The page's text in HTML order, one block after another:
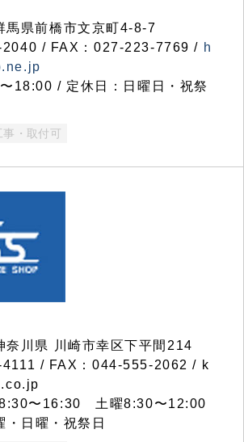
県前橋市文京町4-8-7
/ FAX：027-223-7769 / h
18:00 / 定休日：日曜日・祝祭
事・取付可
川県 川崎市幸区下平間214
/ FAX：044-555-2062 / k
8:30〜16:30 土曜8:30〜12:00
・日曜・祝祭日